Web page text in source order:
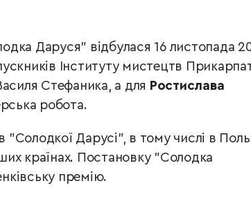
Даруся" відбулася 16 листопада
Інституту мистецтв
Стефаника, а для Ростислава
робота.
"Солодкої Дарусі", в тому числі в
країнах. Постановку "Солодка
премію.